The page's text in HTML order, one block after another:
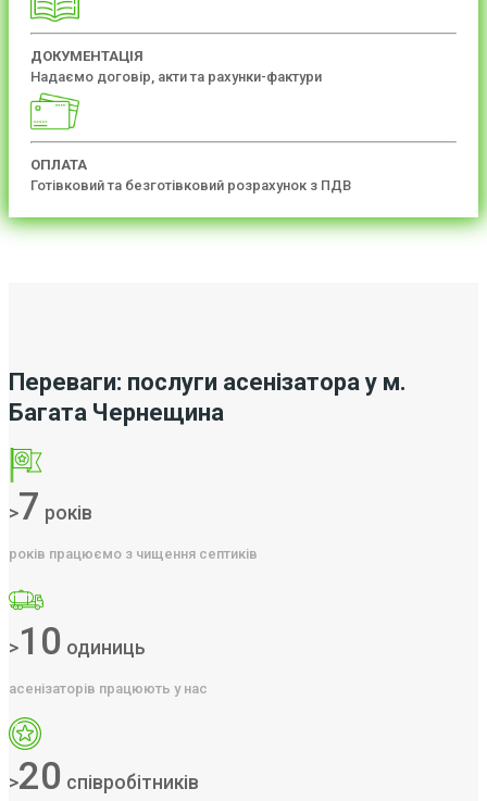
ДОКУМЕНТАЦІЯ
Надаємо договір, акти та рахунки-фактури
ОПЛАТА
Готівковий та безготівковий розрахунок з ПДВ
Переваги: послуги асенізатора у м.
Багата Чернещина
>7 років
років працюємо з чищення септиків
>10 одиниць
асенізаторів працюють у нас
>20 співробітників